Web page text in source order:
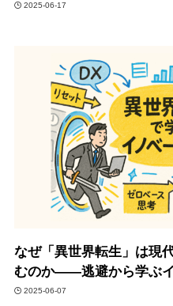
2025-06-17
なぜ「異世界転生」は現
むのか――逃避から学ぶ
2025-06-07